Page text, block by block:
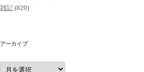
雑記 (820)
アーカイブ
ア